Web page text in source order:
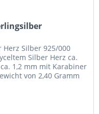
Silber 925/000
Silber Herz ca.
1,2 mm mit Karabiner
von 2,40 Gramm